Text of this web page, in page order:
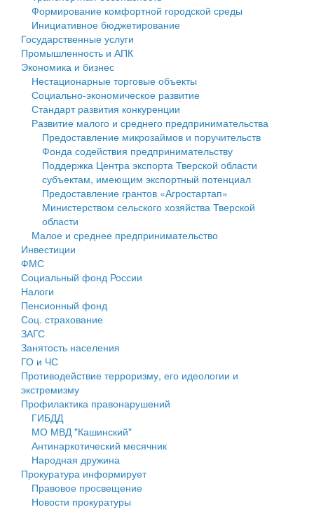
Государственные услуги
Промышленность и АПК
Экономика и бизнес
Символика
Устав
Гостям округа
Туризм
Культура
Образование
Здравоохранение
Социальная защита
Фотоальбом
муниципального округа Тверской области
Администрация Кашинского муниципального округа
Тверской области
Управление сельскими территориями
Открытые данные
Работа с обращениями граждан
Муниципальный контроль
Муниципальные услуги
Проекты административных регламентов
Антимонопольный комплаенс
Противодействие коррупции
Финансовое управление
Бюджет для граждан
Имущество
Выявление правообладателей ранее учтенных
объектов недвижимости
Имущественная поддержка субъектов малого и
среднего предпринимательства
Информационная поддержка субъектов малого и
среднего предпринимательства
Муниципальные программы
Контрольно-счетная палата
Персональные данные
Оценка регулирующего воздействия
Деятельность МУ
Нормативы градостроительного проектирования
Правила землепользования и застройки
Генеральные планы
Проекты планировки территории
Формирование комфортной городской среды
Инициативное бюджетирование
Государственные услуги
Промышленность и АПК
Экономика и бизнес
Нестационарные торговые объекты
Социально-экономическое развитие
Стандарт развития конкуренции
Развитие малого и среднего предпринимательства
Предоставление микрозаймов и поручительств
Фонда содействия предпринимательству
Поддержка Центра экспорта Тверской области
субъектам, имеющим экспортный потенциал
Предоставление грантов «Агростартап»
Министерством сельского хозяйства Тверской
области
Малое и среднее предпринимательство
Инвестиции
ФМС
Социальный фонд России
Налоги
Пенсионный фонд
Соц. страхование
ЗАГС
Занятость населения
ГО и ЧС
Противодействие терроризму, его идеологии и
экстремизму
Профилактика правонарушений
ГИБДД
МО МВД "Кашинский"
Антинаркотический месячник
Народная дружина
Прокуратура информирует
Правовое просвещение
Новости прокуратуры